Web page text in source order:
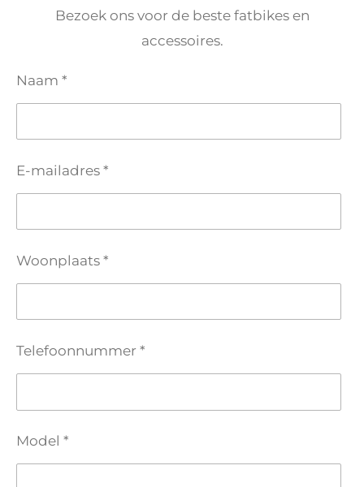
Bezoek ons voor de beste fatbikes en
accessoires.
Naam *
E-mailadres *
Woonplaats *
Telefoonnummer *
Model *